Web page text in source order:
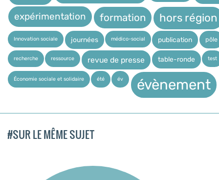
expérimentation formation hors région
Innovation sociale journées médico-social publication pôle
recherche ressource revue de presse table-ronde test
Économie sociale et solidaire été év évènement
#SUR LE MÊME SUJET